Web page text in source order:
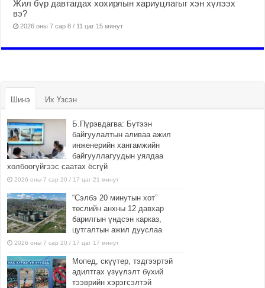
Жил бүр давтагдах хохирлын хариуцлагыг хэн хүлээх
вэ?
2026 оны 7 сар 8 / 11 цаг 15 минут
Шинэ Их Үзсэн
Б.Пүрэвдагва: Бүтээн
байгуулалтын аливаа ажил
инженерийн хангамжийн
байгууллагуудын уялдаа
холбоогүйгээс саатах ёсгүй
2026 оны 7 сар 20 / 17 цаг 21 минут
“Сэлбэ 20 минутын хот”
төслийн анхны 12 давхар
барилгын үндсэн карказ,
цутгалтын ажил дууслаа
2026 оны 7 сар 20 / 17 цаг 17 минут
Мопед, скүүтер, тэдгээртэй
адилтгах үзүүлэлт бүхий
тээврийн хэрэгсэлтэй